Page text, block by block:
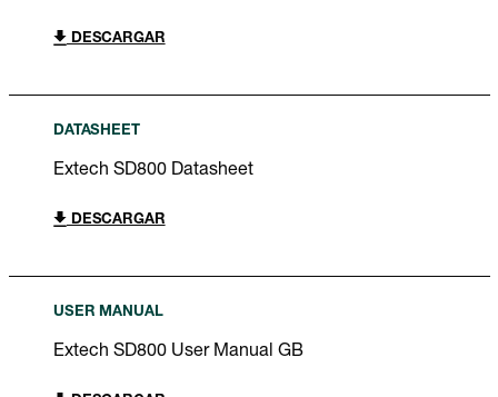
DESCARGAR
DATASHEET
Extech SD800 Datasheet
DESCARGAR
USER MANUAL
Extech SD800 User Manual GB